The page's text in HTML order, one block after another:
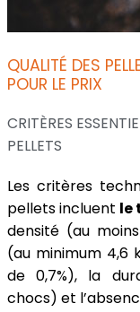
QUALITÉ DES
POUR LE PRIX
CRITÈRES
PELLETS
Les critères
pellets incluent le
densité (au
(au minimum 4,6
de 0,7%), la
chocs) et